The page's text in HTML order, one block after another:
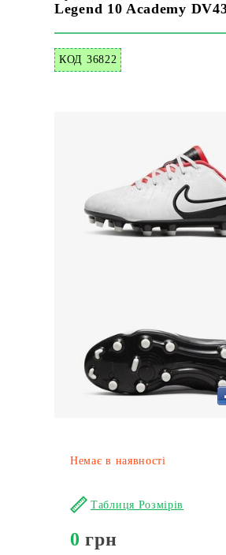
Legend 10 Academy
КОД 36822
Немає в наявності
Таблиця Розмірів
0 грн